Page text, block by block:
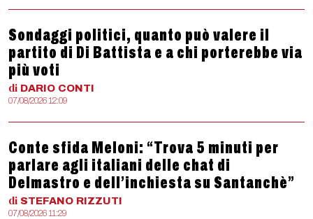
Sondaggi politici, quanto può valere il
partito di Di Battista e a chi porterebbe via
più voti
di DARIO CONTI
07/08/2026 12:09
Conte sfida Meloni: “Trova 5 minuti per
parlare agli italiani delle chat di
Delmastro e dell’inchiesta su Santanchè”
di STEFANO RIZZUTI
07/08/2026 11:29